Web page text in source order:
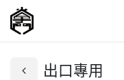
出口專用